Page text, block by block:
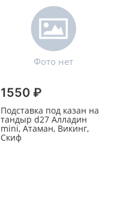
1550 ₽
Подставка под казан на
тандыр d27 Алладин
mini, Атаман, Викинг,
Скиф